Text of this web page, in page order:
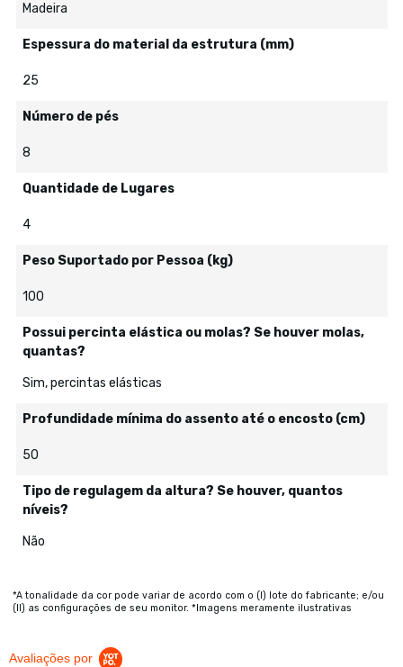
Madeira
Espessura do material da estrutura (mm)
25
Número de pés
8
Quantidade de Lugares
4
Peso Suportado por Pessoa (kg)
100
Possui percinta elástica ou molas? Se houver molas,
quantas?
Sim, percintas elásticas
Profundidade mínima do assento até o encosto (cm)
50
Tipo de regulagem da altura? Se houver, quantos
níveis?
Não
*A tonalidade da cor pode variar de acordo com o (I) lote do fabricante; e/ou
(II) as configurações de seu monitor. *Imagens meramente ilustrativas
Avaliações por